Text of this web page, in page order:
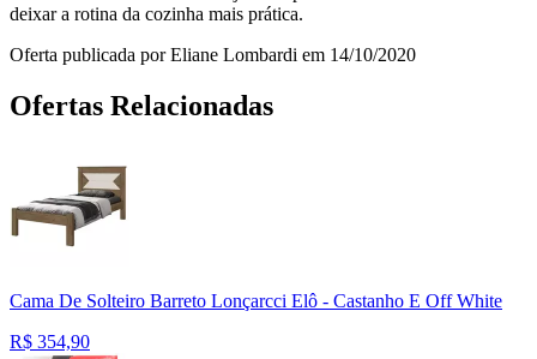
deixar a rotina da cozinha mais prática.
Oferta publicada por Eliane Lombardi em 14/10/2020
Ofertas Relacionadas
Cama De Solteiro Barreto Lonçarcci Elô - Castanho E Off White
R$ 354,90